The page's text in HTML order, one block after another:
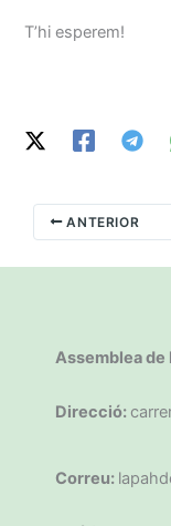
T’hi esperem!
ANTERIOR
Assemblea
Direcció:
Correu: